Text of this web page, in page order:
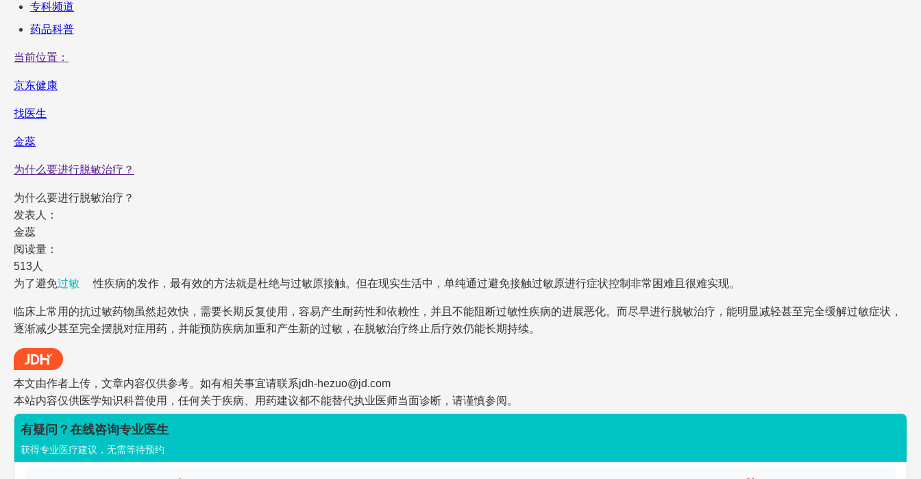
专科频道
药品科普
当前位置：
京东健康
找医生
金蕊
为什么要进行脱敏治疗？
为什么要进行脱敏治疗？
发表人：
金蕊
阅读量：
513人
为了避免过敏 性疾病的发作，最有效的方法就是杜绝与过敏原接触。但在现实生活中，单纯通过避免接触过敏原进行症状控制非常困难且很难实现。
临床上常用的抗过敏药物虽然起效快，需要长期反复使用，容易产生耐药性和依赖性，并且不能阻断过敏性疾病的进展恶化。而尽早进行脱敏治疗，能明显减轻甚至完全缓解过敏症状，
逐渐减少甚至完全摆脱对症用药，并能预防疾病加重和产生新的过敏，在脱敏治疗终止后疗效仍能长期持续。
本文由作者上传，文章内容仅供参考。如有相关事宜请联系jdh-hezuo@jd.com
本站内容仅供医学知识科普使用，任何关于疾病、用药建议都不能替代执业医师当面诊断，请谨慎参阅。
有疑问？在线咨询专业医生
获得专业医疗建议，无需等待预约